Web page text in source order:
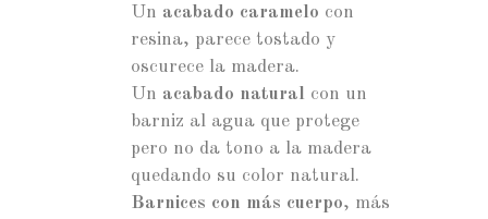
Un acabado caramelo con
resina, parece tostado y
oscurece la madera.
Un acabado natural con un
barniz al agua que protege
pero no da tono a la madera
quedando su color natural.
Barnices con más cuerpo, más